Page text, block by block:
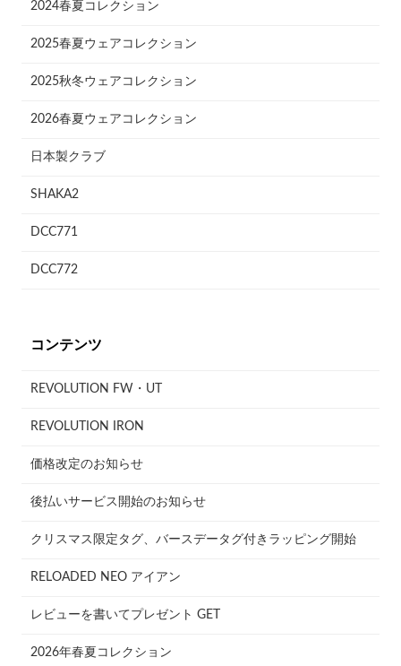
2024春夏コレクション
2025春夏ウェアコレクション
2025秋冬ウェアコレクション
2026春夏ウェアコレクション
日本製クラブ
SHAKA2
DCC771
DCC772
コンテンツ
REVOLUTION FW・UT
REVOLUTION IRON
価格改定のお知らせ
後払いサービス開始のお知らせ
クリスマス限定タグ、バースデータグ付きラッピング開始
RELOADED NEO アイアン
レビューを書いてプレゼント GET
2026年春夏コレクション